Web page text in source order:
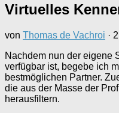
Virtuelles
von Thomas de Vachroi ·
Nachdem nun der eigene
verfügbar ist, begebe ich
bestmöglichen Partner.
die aus der Masse der
herausfiltern.